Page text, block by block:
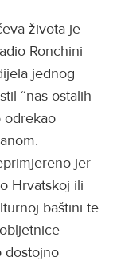
života je
Ronchini
jednog
“nas ostalih
odrekao
jer
Hrvatskoj ili
baštini te
dostojno